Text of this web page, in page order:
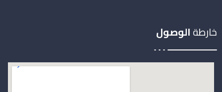
خارطةالوصول